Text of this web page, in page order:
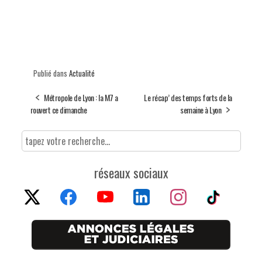
Publié dans Actualité
Métropole de Lyon : la M7 a
rouvert ce dimanche
Le récap’ des temps forts de la
semaine à Lyon
réseaux sociaux